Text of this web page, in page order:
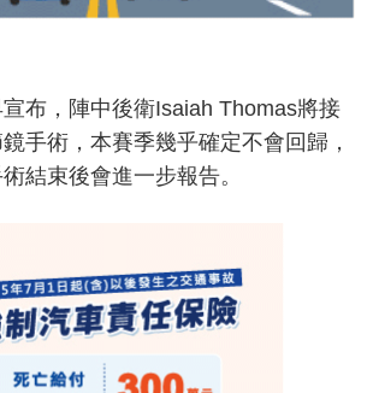
布，陣中後衛Isaiah Thomas將接
手術，本賽季幾乎確定不會回歸，
結束後會進一步報告。